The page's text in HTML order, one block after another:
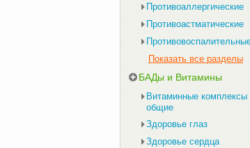
Противоаллергические
Противоастматические
Показать все разделы
БАДы и Витамины
Витаминные комплексы
общие
Здоровье глаз
Здоровье сердца